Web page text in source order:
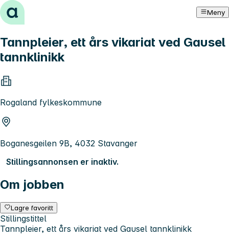
Hopp til innhold Meny
Tannpleier, ett års vikariat ved Gausel
tannklinikk
Rogaland fylkeskommune
Boganesgeilen 9B, 4032 Stavanger
Stillingsannonsen er inaktiv.
Om jobben
Lagre favoritt
Stillingstittel
Tannpleier, ett års vikariat ved Gausel tannklinikk